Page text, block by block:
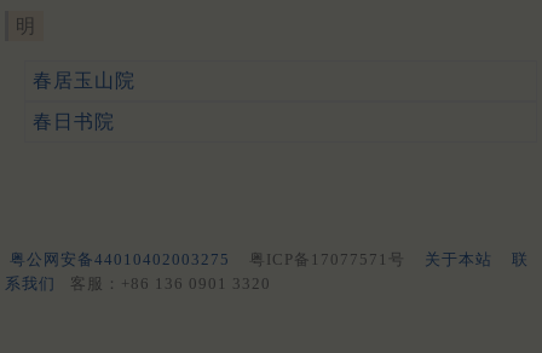
明
春居玉山院
春日书院
粤公网安备44010402003275 粤ICP备17077571号 关于本站
联
系我们
客服：+86 136 0901 3320